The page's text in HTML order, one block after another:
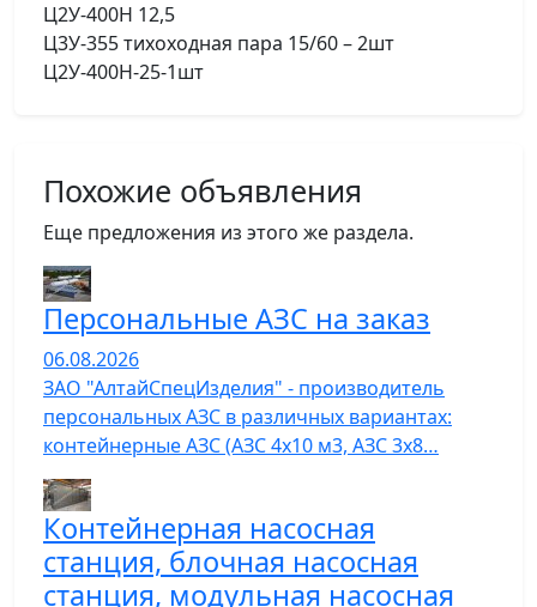
Ц2У-400Н 12,5
Ц3У-355 тихоходная пара 15/60 – 2шт
Ц2У-400Н-25-1шт
Похожие объявления
Еще предложения из этого же раздела.
Персональные АЗС на заказ
06.08.2026
ЗАО "АлтайСпецИзделия" - производитель
персональных АЗС в различных вариантах:
контейнерные АЗС (АЗС 4х10 м3, АЗС 3х8…
Контейнерная насосная
станция, блочная насосная
станция, модульная насосная